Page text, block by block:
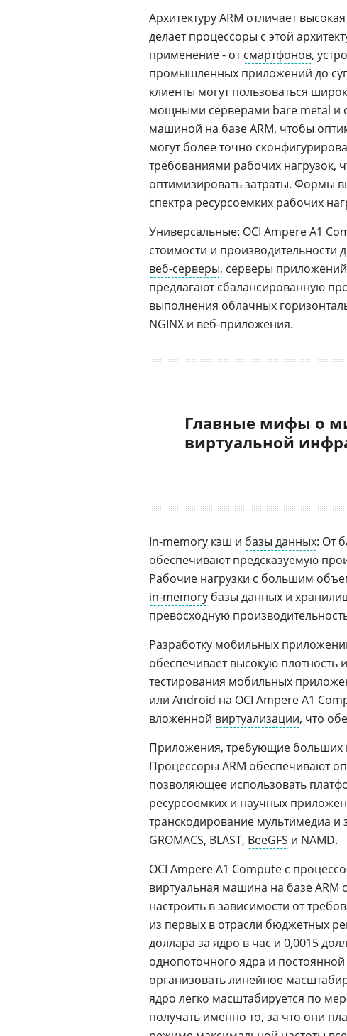
Архитектуру ARM отличает
делаетпроцессоры с этой
применение - отсмартфонов,
промышленных приложений до
клиенты могут пользоваться
мощными серверами bare metal и
машиной на базе ARM, чтобы
могут более точно
требованиями рабочих нагрузок,
оптимизировать затраты. Формы
спектра ресурсоемких рабочих
Универсальные: OCI Ampere A1
стоимости и производительности
веб-серверы, серверы
предлагают сбалансированную
выполнения облачных
NGINX и веб-приложения.
Главные мифы о
виртуальной
In-memory кэш и базы данных: От
обеспечивают предсказуемую
Рабочие нагрузки с большим
in-memory базы данных и
превосходную
Разработку мобильных
обеспечивает высокую
тестирования мобильных
или Android на OCI Ampere A1
вложенной виртуализации, что
Приложения, требующие больших
Процессоры ARM обеспечивают
позволяющее использовать
ресурсоемких и научных
транскодирование мультимедиа и
GROMACS, BLAST, BeeGFS и NAMD.
OCI Ampere A1 Compute с
виртуальная машина на базе
настроить в зависимости от
из первых в отрасли бюджетных
доллара за ядро в час и 0,0015
однопоточного ядра и
организовать линейное
ядро легко масштабируется по
получать именно то, за что они